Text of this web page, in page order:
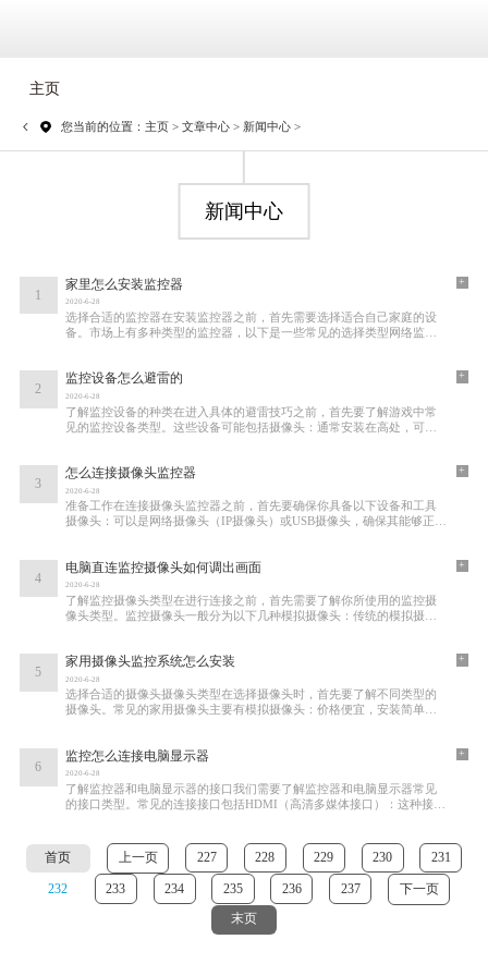
主页
您当前的位置： 主页> 文章中心> 新闻中心>
新闻中心
1
家里怎么安装监控器
2020-6-28
选择合适的监控器在安装监控器之前，首先需要选择适合自己家庭的设
备。市场上有多种类型的监控器，以下是一些常见的选择类型网络监控
+
2
监控设备怎么避雷的
2020-6-28
了解监控设备的种类在进入具体的避雷技巧之前，首先要了解游戏中常
见的监控设备类型。这些设备可能包括摄像头：通常安装在高处，可以
+
3
怎么连接摄像头监控器
2020-6-28
准备工作在连接摄像头监控器之前，首先要确保你具备以下设备和工具
摄像头：可以是网络摄像头（IP摄像头）或USB摄像头，确保其能够正常
+
4
电脑直连监控摄像头如何调出画面
2020-6-28
了解监控摄像头类型在进行连接之前，首先需要了解你所使用的监控摄
像头类型。监控摄像头一般分为以下几种模拟摄像头：传统的模拟摄像
+
5
家用摄像头监控系统怎么安装
2020-6-28
选择合适的摄像头摄像头类型在选择摄像头时，首先要了解不同类型的
摄像头。常见的家用摄像头主要有模拟摄像头：价格便宜，安装简单，
+
6
监控怎么连接电脑显示器
2020-6-28
了解监控器和电脑显示器的接口我们需要了解监控器和电脑显示器常见
的接口类型。常见的连接接口包括HDMI（高清多媒体接口）：这种接口
+
首页 上一页 227 228 229 230 231
232 233 234 235 236 237
下一页
末页